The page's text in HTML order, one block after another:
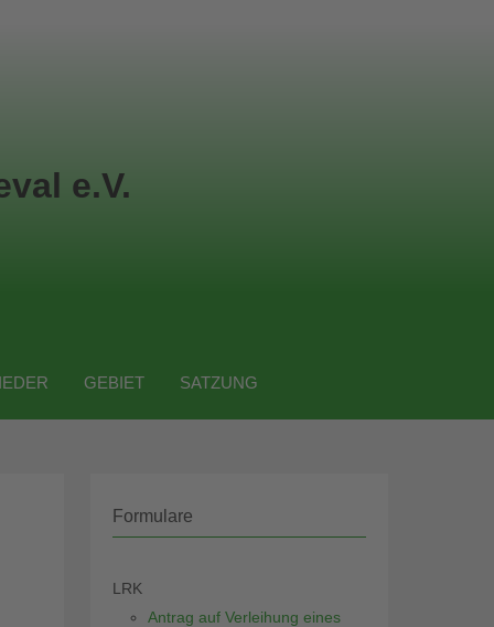
e.V.
GEBIET SATZUNG
Formulare
LRK
Antrag auf Verleihung eines